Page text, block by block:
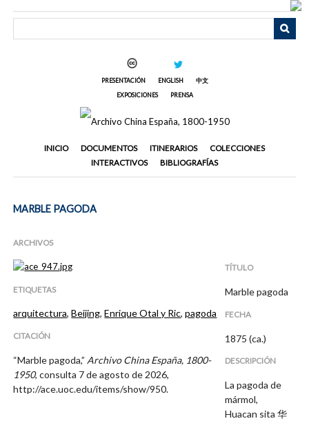
PRESENTACIÓN ENGLISH
中文
EXPOSICIONES
PRENSA
INICIO DOCUMENTOS ITINERARIOS
COLECCIONES
INTERACTIVOS
BIBLIOGRAFÍAS
MARBLE PAGODA
ARCHIVOS
ETIQUETAS
arquitectura,Beijing,Enrique Otal y Ric,pagoda
CITACIÓN
“Marble pagoda,” Archivo China España, 1800-
1950, consulta 7 de agosto de 2026,
http://ace.uoc.edu/items/show/950.
TÍTULO
Marble pagoda
FECHA
1875 (ca.)
DESCRIPCIÓN
La pagoda de
mármol,
Huacan sita 华